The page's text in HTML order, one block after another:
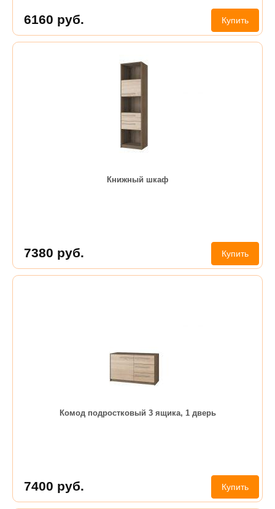
6160 руб. Купить
Книжный шкаф
7380 руб. Купить
Комод подростковый 3 ящика, 1 дверь
7400 руб. Купить